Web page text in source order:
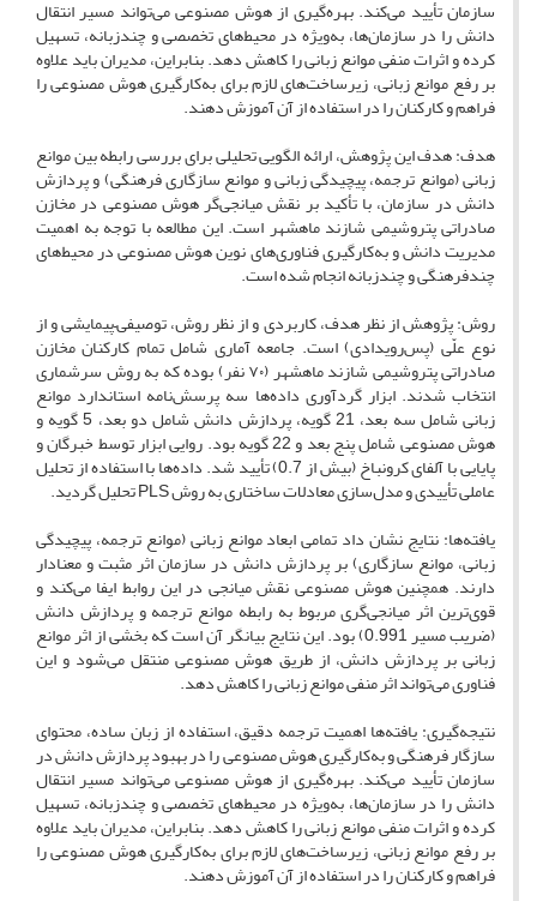
سازمان تأیید می‌کند. بهره‌گیری از هوش مصنوعی می‌تواند مسیر انتقال
دانش را در سازمان‌ها، به‌ویژه در محیط‌های تخصصی و چندزبانه، تسهیل
کرده و اثرات منفی موانع زبانی را کاهش دهد. بنابراین، مدیران باید علاوه
بر رفع موانع زبانی، زیرساخت‌های لازم برای به‌کارگیری هوش مصنوعی را
فراهم و کارکنان را در استفاده از آن آموزش دهند.
هدف: هدف این پژوهش، ارائه الگویی تحلیلی برای بررسی رابطه بین موانع
زبانی (موانع ترجمه، پیچیدگی زبانی و موانع سازگاری فرهنگی) و پردازش
دانش در سازمان، با تأکید بر نقش میانجی‌گر هوش مصنوعی در مخازن
صادراتی پتروشیمی شازند ماهشهر است. این مطالعه با توجه به اهمیت
مدیریت دانش و به‌کارگیری فناوری‌های نوین هوش مصنوعی در محیط‌های
چندفرهنگی و چندزبانه انجام شده است.
روش: پژوهش از نظر هدف، کاربردی و از نظر روش، توصیفی–پیمایشی و از
نوع علّی (پس‌رویدادی) است. جامعه آماری شامل تمام کارکنان مخازن
صادراتی پتروشیمی شازند ماهشهر (۷۰ نفر) بوده که به روش سرشماری
انتخاب شدند. ابزار گردآوری داده‌ها سه پرسش‌نامه استاندارد موانع
زبانی شامل سه بعد، 21 گویه، پردازش دانش شامل دو بعد، 5 گویه و
هوش مصنوعی شامل پنج بعد و 22 گویه بود. روایی ابزار توسط خبرگان و
پایایی با آلفای کرونباخ (بیش از 0.7) تأیید شد. داده‌ها با استفاده از تحلیل
عاملی تأییدی و مدل‌سازی معادلات ساختاری به روش PLS تحلیل گردید.
یافته‌ها: نتایج نشان داد تمامی ابعاد موانع زبانی (موانع ترجمه، پیچیدگی
زبانی، موانع سازگاری) بر پردازش دانش در سازمان اثر مثبت و معنادار
دارند. همچنین هوش مصنوعی نقش میانجی در این روابط ایفا می‌کند و
قوی‌ترین اثر میانجی‌گری مربوط به رابطه موانع ترجمه و پردازش دانش
(ضریب مسیر 0.991) بود. این نتایج بیانگر آن است که بخشی از اثر موانع
زبانی بر پردازش دانش، از طریق هوش مصنوعی منتقل می‌شود و این
فناوری می‌تواند اثر منفی موانع زبانی را کاهش دهد.
نتیجه‌گیری: یافته‌ها اهمیت ترجمه دقیق، استفاده از زبان ساده، محتوای
سازگار فرهنگی و به‌کارگیری هوش مصنوعی را در بهبود پردازش دانش در
سازمان تأیید می‌کند. بهره‌گیری از هوش مصنوعی می‌تواند مسیر انتقال
دانش را در سازمان‌ها، به‌ویژه در محیط‌های تخصصی و چندزبانه، تسهیل
کرده و اثرات منفی موانع زبانی را کاهش دهد. بنابراین، مدیران باید علاوه
بر رفع موانع زبانی، زیرساخت‌های لازم برای به‌کارگیری هوش مصنوعی را
فراهم و کارکنان را در استفاده از آن آموزش دهند.